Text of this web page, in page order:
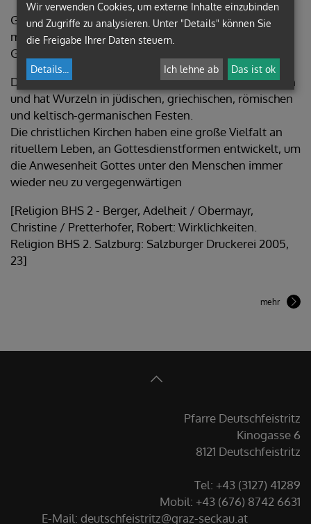
Grundlage für die Ausformung waren die Jahreszeiten
mit ihren Naturerscheinungen, die Beobachtung der
Gestirne und geschichtliche Ereignisse.
Das Kirchenjahr orientiert sich am Rad der Jahreszeiten
und hat Wurzeln in jüdischen, griechischen, römischen
und keltisch-germanischen Festen.
Die christlichen Kirchen haben eine große Vielfalt an
rituellem Leben, an Gottesdienstformen entwickelt, um
die Anwesenheit Gottes unter den Menschen immer
wieder neu zu vergegenwärtigen
[Religion BHS 2 - Berger, Adelheit / Obermayr,
Christine / Pretterhofer, Robert: Wirklichkeiten.
Religion BHS 2. Salzburg: Salzburger Druckerei 2005,
23]
mehr
Pfarre Deutschfeistritz
Kinogasse 6
8121 Deutschfeistritz
Tel: +43 (3127) 41289
Mobil: +43 (676) 8742 6631
E-Mail: deutschfeistritz@graz-seckau.at
Wir verwenden Cookies, um externe Inhalte einzubinden
und Zugriffe zu analysieren. Unter "Details" können Sie
die Freigabe Ihrer Daten steuern.
Details Ich lehne ab Das ist ok